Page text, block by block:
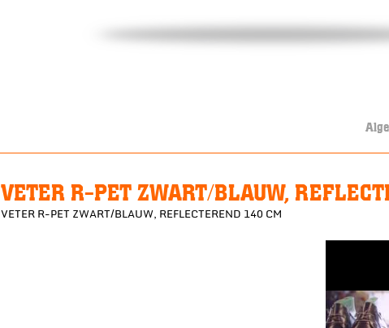
VETER R-PET ZWART/BLAUW,
VETER R-PET ZWART/BLAUW, REFLECTEREND 140 CM